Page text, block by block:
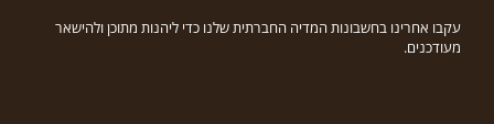
עקבו אחרינו בחשבונות המדיה החברתית שלנו כדי ליהנות מתוכן ולהישאר
מעודכנים.